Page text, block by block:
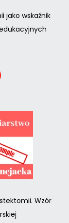
jako wskaźnik
Wzór